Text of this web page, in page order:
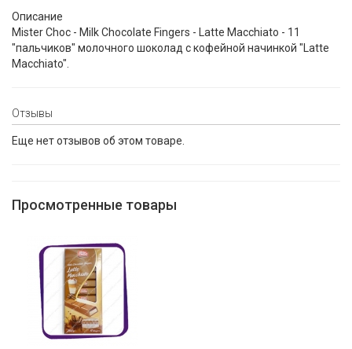
Описание
Mister Choc - Milk Chocolate Fingers - Latte Macchiato - 11
"пальчиков" молочного шоколад с кофейной начинкой "Latte
Macchiato".
Отзывы
Еще нет отзывов об этом товаре.
Просмотренные товары